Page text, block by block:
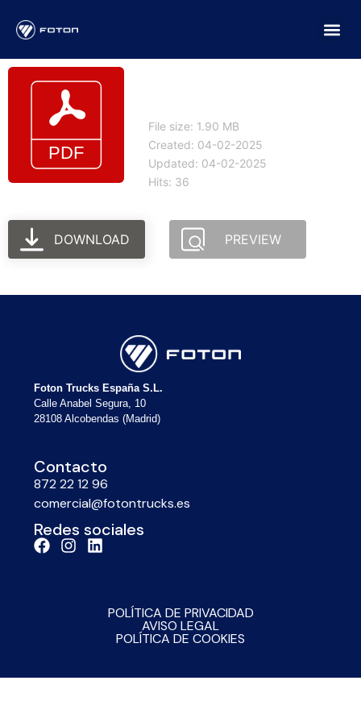
File size: 1.90 MB
Created: 04-02-2025
Updated: 04-02-2025
Hits: 36
DOWNLOAD PREVIEW
Foton Trucks España S.L.
Calle Anabel Segura, 10
28108 Alcobendas (Madrid)
Contacto
872 22 12 96
comercial@fotontrucks.es
Redes sociales
POLÍTICA DE PRIVACIDAD
AVISO LEGAL
POLÍTICA DE COOKIES